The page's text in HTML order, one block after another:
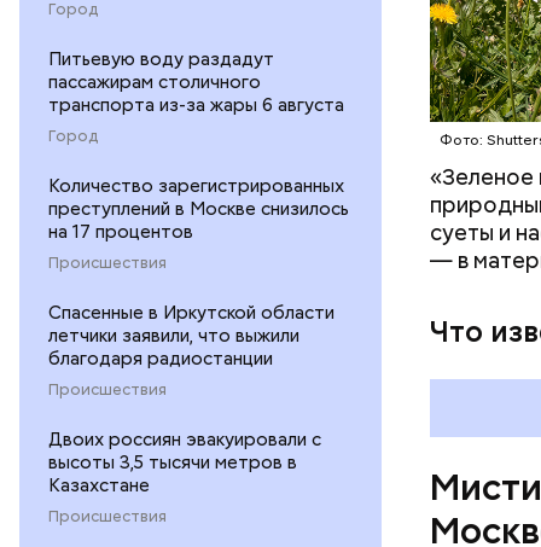
Город
Питьевую воду раздадут
пассажирам столичного
транспорта из-за жары 6 августа
Город
Количество зарегистрированных
преступлений в Москве снизилось
на 17 процентов
Происшествия
Спасенные в Иркутской области
летчики заявили, что выжили
благодаря радиостанции
Происшествия
Двоих россиян эвакуировали с
высоты 3,5 тысячи метров в
Казахстане
Происшествия
Фото:
«Зеленое
суеты и
— в
Что
На
большим